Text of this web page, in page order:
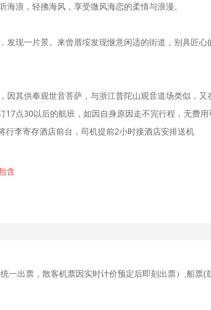
浪，轻拂海风，享受微风海恋的柔情与浪漫。
发现一片景。来曾厝垵发现惬意闲适的街道，别具匠
其供奉观世音菩萨，与浙江普陀山观音道场类似，又
17点30以后的航班，如因自身原因走不完行程，无费用
行李寄存酒店前台，司机提前2小时接酒店安排送机
含
一出票，散客机票因实时计价预定后即刻出票）,船票(